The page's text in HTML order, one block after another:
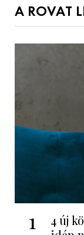
A ROVAT
1
4 új